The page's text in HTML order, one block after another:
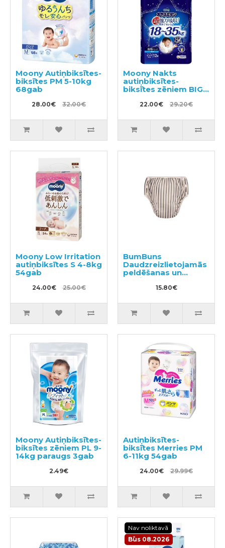
Moony Autiņbiksītes-
biksītes PM 5-10kg
68gab
28.00€ 32.00€
Moony Nakts
autiņbiksītes-
biksītes zēniem BIG
22.00€ 29.20€
Moony Low Irritation
autiņbiksītes S 4-8kg
54gab
24.00€ 25.00€
BumBuns
Daudzreizlietojamās
peldēšanas un
podiņmācību
autiņbiksīte L 14–
15.80€
Moony Autiņbiksītes-
biksītes zēniem PL 9-
14kg paraugs 3gab
2.49€
Autiņbiksītes-
biksītes Merries PM
6-11kg 54gab
24.00€ 29.99€
Nav noliktavā
Būs 08.2026